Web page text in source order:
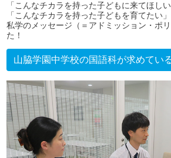
「こんなチカラを持った子どもに来てほしい
「こんなチカラを持った子どもを育てたい」
私学のメッセージ（＝アドミッション・ポ
た！
山脇学園中学校の国語科が求めてい